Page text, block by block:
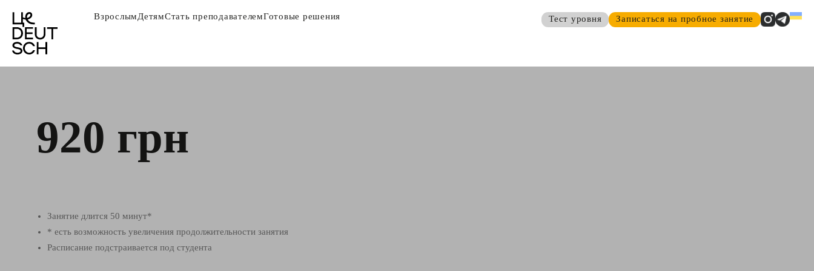
ВзрослымДетямСтать преподавателемГотовые решения Тест уровня Записаться на пробное занятие
920 грн
Занятие длится 50 минут*
* есть возможность увеличения продолжительности занятия
Расписание подстраивается под студента